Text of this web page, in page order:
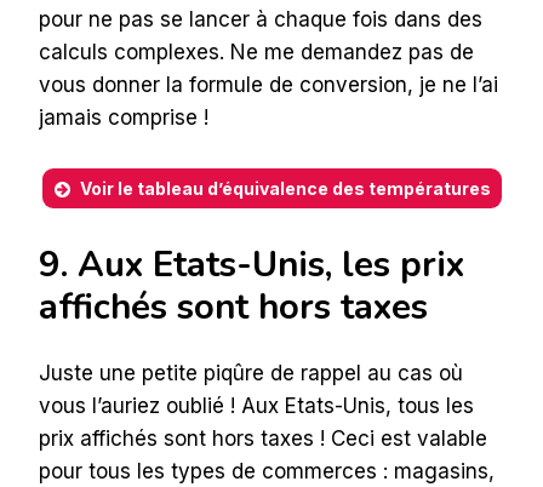
pour ne pas se lancer à chaque fois dans des
calculs complexes. Ne me demandez pas de
vous donner la formule de conversion, je ne l’ai
jamais comprise !
Voir le tableau d’équivalence des températures
9. Aux Etats-Unis, les prix
affichés sont hors taxes
Juste une petite piqûre de rappel au cas où
vous l’auriez oublié ! Aux Etats-Unis, tous les
prix affichés sont hors taxes ! Ceci est valable
pour tous les types de commerces : magasins,